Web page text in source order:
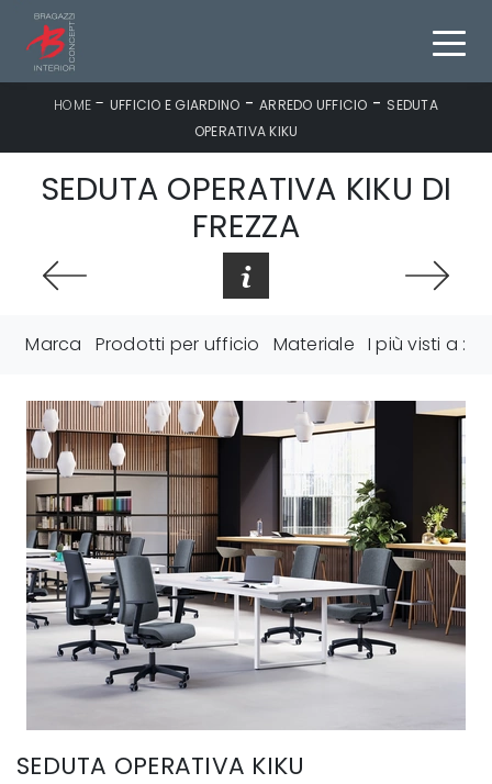
HOME - UFFICIO E GIARDINO -ARREDO UFFICIO - SEDUTA
OPERATIVA KIKU
SEDUTA OPERATIVA KIKU DI
FREZZA
Marca Prodotti per ufficio Materiale I più visti a :
SEDUTA OPERATIVA KIKU